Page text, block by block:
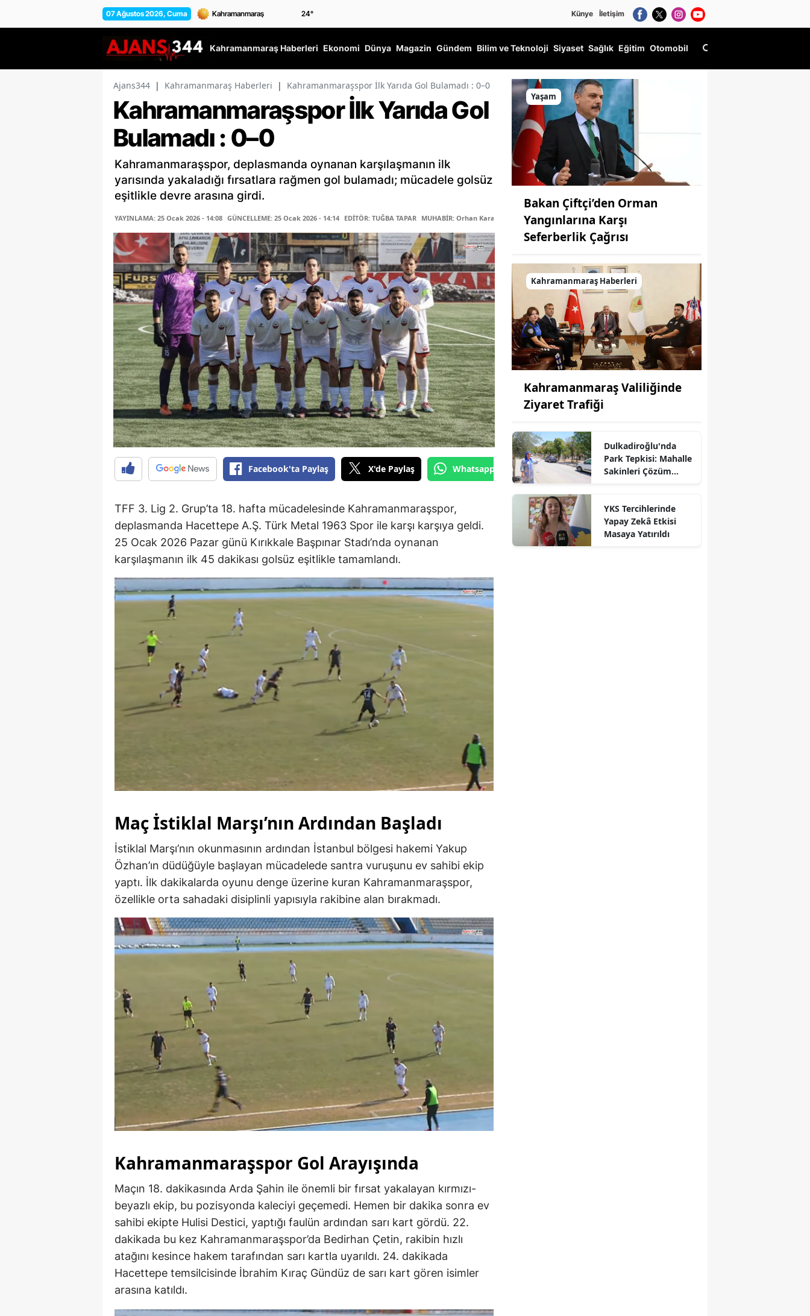
07 Ağustos 2026, Cuma 24° Künye İletişim
Kahramanmaraş Haberleri Ekonomi Dünya Magazin Gündem Bilim ve Teknoloji Siyaset Sağlık Eğitim Otomobil
Ajans344 | Kahramanmaraş Haberleri | Kahramanmaraşspor İlk Yarıda Gol Bulamadı : 0–0
Kahramanmaraşspor İlk Yarıda Gol
Bulamadı : 0–0
Kahramanmaraşspor, deplasmanda oynanan karşılaşmanın ilk
yarısında yakaladığı fırsatlara rağmen gol bulamadı; mücadele golsüz
eşitlikle devre arasına girdi.
YAYINLAMA: 25 Ocak 2026 - 14:08 GÜNCELLEME: 25 Ocak 2026 - 14:14 EDİTÖR: TUĞBA TAPAR MUHABİR: Orhan Karaçalı
Facebook'ta Paylaş X'de Paylaş Whatsapp'tan Gönder
TFF 3. Lig 2. Grup’ta 18. hafta mücadelesinde Kahramanmaraşspor,
deplasmanda Hacettepe A.Ş. Türk Metal 1963 Spor ile karşı karşıya geldi.
25 Ocak 2026 Pazar günü Kırıkkale Başpınar Stadı’nda oynanan
karşılaşmanın ilk 45 dakikası golsüz eşitlikle tamamlandı.
Maç İstiklal Marşı’nın Ardından Başladı
İstiklal Marşı’nın okunmasının ardından İstanbul bölgesi hakemi Yakup
Özhan’ın düdüğüyle başlayan mücadelede santra vuruşunu ev sahibi ekip
yaptı. İlk dakikalarda oyunu denge üzerine kuran Kahramanmaraşspor,
özellikle orta sahadaki disiplinli yapısıyla rakibine alan bırakmadı.
Kahramanmaraşspor Gol Arayışında
Maçın 18. dakikasında Arda Şahin ile önemli bir fırsat yakalayan kırmızı-
beyazlı ekip, bu pozisyonda kaleciyi geçemedi. Hemen bir dakika sonra ev
sahibi ekipte Hulisi Destici, yaptığı faulün ardından sarı kart gördü. 22.
dakikada bu kez Kahramanmaraşspor’da Bedirhan Çetin, rakibin hızlı
atağını kesince hakem tarafından sarı kartla uyarıldı. 24. dakikada
Hacettepe temsilcisinde İbrahim Kıraç Gündüz de sarı kart gören isimler
arasına katıldı.
Yaşam
Bakan Çiftçi’den Orman
Yangınlarına Karşı
Seferberlik Çağrısı
Kahramanmaraş Haberleri
Kahramanmaraş Valiliğinde
Ziyaret Trafiği
Dulkadiroğlu'nda
Park Tepkisi: Mahalle
Sakinleri Çözüm
YKS Tercihlerinde
Yapay Zekâ Etkisi
Masaya Yatırıldı